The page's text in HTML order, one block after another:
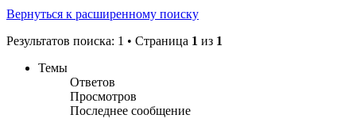
Вернуться к расширенному поиску
Результатов поиска: 1 • Страница 1 из 1
Темы
Ответов
Просмотров
Последнее сообщение